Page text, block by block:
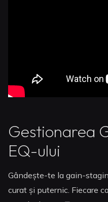
Gestionarea
EQ-ului
Gândește-te la gain-
curat și puternic. Fiecare